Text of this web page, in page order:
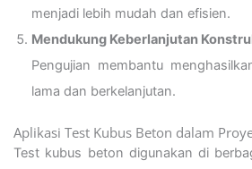
menjadi lebih mudah dan efisien.
Mendukung Keberlanjutan
Pengujian membantu
lama dan berkelanjutan.
Aplikasi Test Kubus Beton dalam
Test kubus beton digunakan di